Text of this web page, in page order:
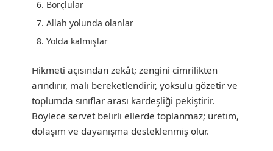
Borçlular
Allah yolunda olanlar
Yolda kalmışlar
Hikmeti açısından zekât; zengini cimrilikten
arındırır, malı bereketlendirir, yoksulu gözetir ve
toplumda sınıflar arası kardeşliği pekiştirir.
Böylece servet belirli ellerde toplanmaz; üretim,
dolaşım ve dayanışma desteklenmiş olur.